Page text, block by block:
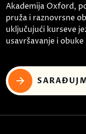
Akademija Oxford,
pruža i raznovrsne
uključujući kurseve
usavršavanje i